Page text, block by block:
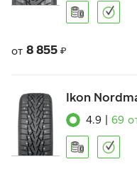
от 8 855 ₽
Ikon
4.9 69